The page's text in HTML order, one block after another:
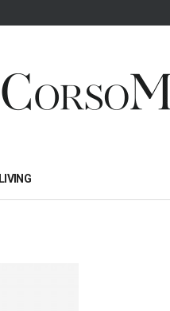
LIVING